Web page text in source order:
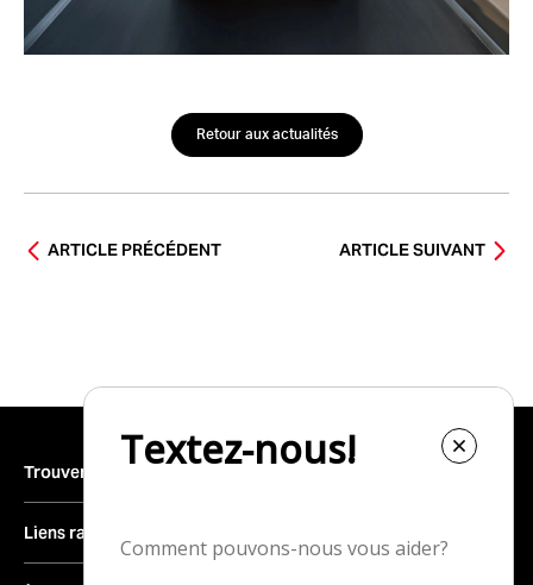
Retour aux actualités
ARTICLE PRÉCÉDENT ARTICLE SUIVANT
Trouver un véhicule
Véhicules neufs
Liens rapides